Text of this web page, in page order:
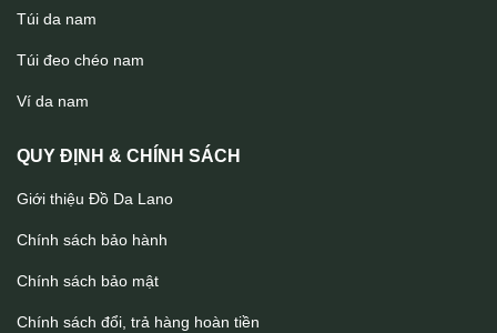
Ví da đựng chìa khoá nhỏ gọn khâu tay thủ công Lano VCK03
Túi da nam
Túi đeo chéo nam
Ví da nam
QUY ĐỊNH & CHÍNH SÁCH
Giới thiệu Đồ Da Lano
Chính sách bảo hành
Chính sách bảo mật
Chính sách đổi, trả hàng hoàn tiền